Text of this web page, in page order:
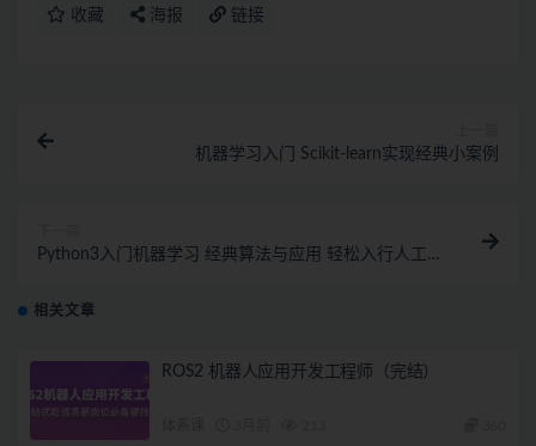
收藏 海报 链接
机器学习入门 Scikit-learn实现经典小案例
Python3入门机器学习 经典算法与应用 轻松入行人工智
相关文章
ROS2 机器人应用开发工程师（完结）